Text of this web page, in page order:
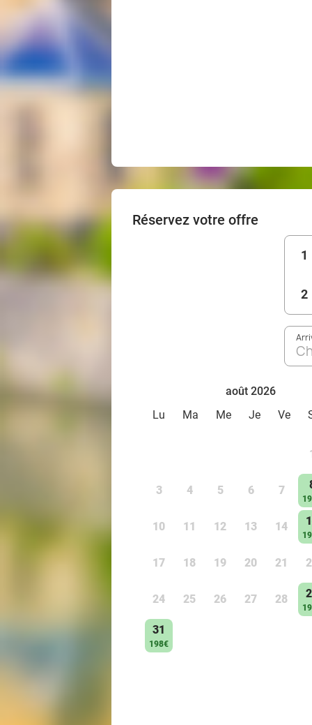
Réservez votre offre
1
2
août 2026
Lu
Ma Me Je Ve
3 4 5 6 7
10 11 12 13 14
17 18 19 20 21
24 25 26 27 28
31
198€